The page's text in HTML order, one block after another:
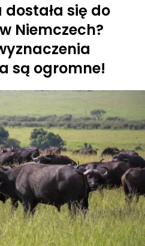
się do
Niemczech?
są ogromne!